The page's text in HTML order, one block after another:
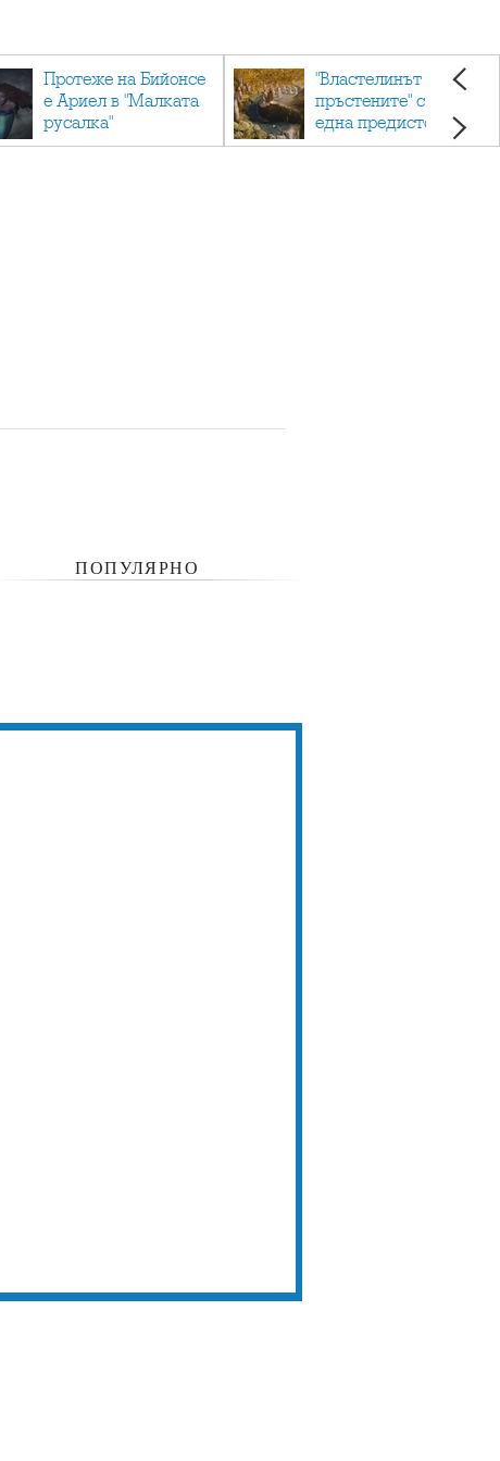
Протеже на Бийонсе
е Ариел в "Малката
русалка"
"Властелинът на
пръстените" с още
една предистория
ПОПУЛЯРНО